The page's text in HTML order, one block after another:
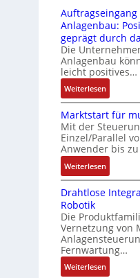
s
c
h
f
l
e
x
i
b
e
l
f
ü
r
i
e
A
n
w
i
n
e
n
4
G
u
n
d
5
G
a
u
f
e
n
R
a
s
Z
e
r
t
i
i
e
r
n
g
e
s
t
ä
t
u
c
k
a
u
s
g
l
e
i
c
h
s
e
m
e
n
t
Anlagenbau:
geprägt durch
Die
Anlagenbau
leicht positives…
Weiterlesen:
A
u
f
t
r
a
g
s
i
n
g
a
n
Marktstart für
Mit der
Einzel/Parallel
Anwender bis
Weiterlesen:
M
a
k
t
s
t
a
Drahtlose
Robotik
Die
Vernetzung von
Fernwartung…
Weiterlesen: